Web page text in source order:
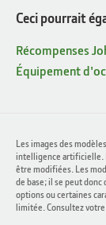
Ceci pourrait
Récompenses
Équipement
Les images des
intelligence artificielle.
être modifiées. Les
de base; il se peut
options ou certaines
limitée. Consultez